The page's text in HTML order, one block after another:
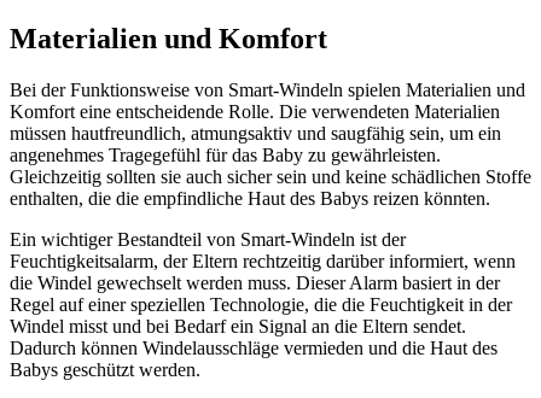
Materialien und Komfort
Bei der Funktionsweise von Smart-Windeln spielen Materialien und
Komfort eine entscheidende Rolle. Die verwendeten Materialien
müssen hautfreundlich, atmungsaktiv und saugfähig sein, um ein
angenehmes Tragegefühl für das Baby zu gewährleisten.
Gleichzeitig sollten sie auch sicher sein und keine schädlichen Stoffe
enthalten, die die empfindliche Haut des Babys reizen könnten.
Ein wichtiger Bestandteil von Smart-Windeln ist der
Feuchtigkeitsalarm, der Eltern rechtzeitig darüber informiert, wenn
die Windel gewechselt werden muss. Dieser Alarm basiert in der
Regel auf einer speziellen Technologie, die die Feuchtigkeit in der
Windel misst und bei Bedarf ein Signal an die Eltern sendet.
Dadurch können Windelausschläge vermieden und die Haut des
Babys geschützt werden.